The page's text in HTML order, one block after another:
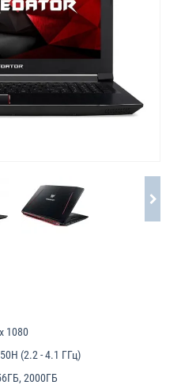
1080
(2.2 - 4.1 ГГц)
2000ГБ